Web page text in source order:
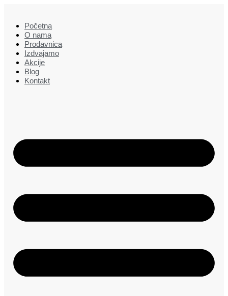
sadržajPočetna
O nama
Prodavnica
Izdvajamo
Akcije
Blog
Kontakt